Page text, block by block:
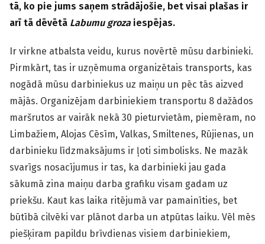
tā, ko pie jums saņem strādājošie, bet visai plašas ir
arī tā dēvētā Labumu groza iespējas.
Ir virkne atbalsta veidu, kurus novērtē mūsu darbinieki.
Pirmkārt, tas ir uzņēmuma organizētais transports, kas
nogādā mūsu darbiniekus uz maiņu un pēc tās aizved
mājās. Organizējam darbiniekiem transportu 8 dažādos
maršrutos ar vairāk nekā 30 pieturvietām, piemēram, no
Limbažiem, Alojas Cēsīm, Valkas, Smiltenes, Rūjienas, un
darbinieku līdzmaksājums ir ļoti simbolisks. Ne mazāk
svarīgs nosacījumus ir tas, ka darbinieki jau gada
sākumā zina maiņu darba grafiku visam gadam uz
priekšu. Kaut kas laika ritējumā var pamainīties, bet
būtībā cilvēki var plānot darba un atpūtas laiku. Vēl mēs
piešķiram papildu brīvdienas visiem darbiniekiem,